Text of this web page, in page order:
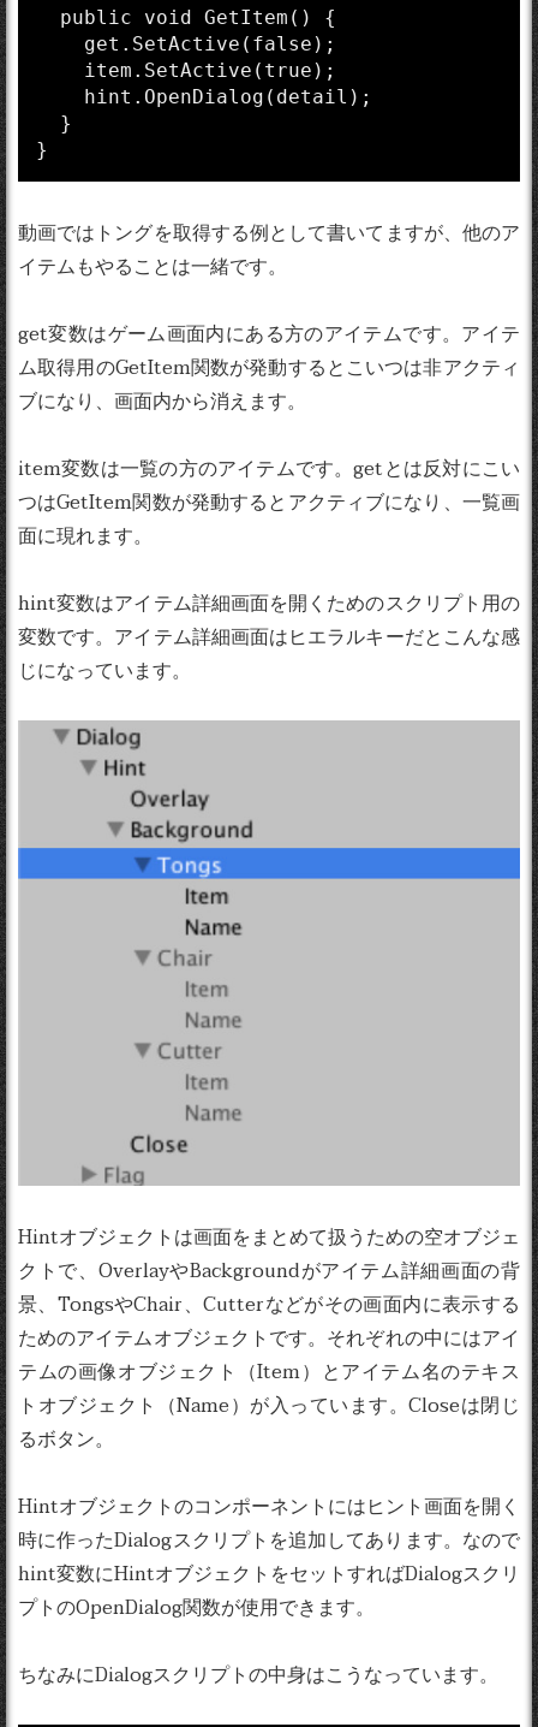
}
動画ではトングを取得する例として書いてますが、他のア
イテムもやることは一緒です。
get変数はゲーム画面内にある方のアイテムです。アイテ
ム取得用のGetItem関数が発動するとこいつは非アクティ
ブになり、画面内から消えます。
item変数は一覧の方のアイテムです。getとは反対にこい
つはGetItem関数が発動するとアクティブになり、一覧画
面に現れます。
hint変数はアイテム詳細画面を開くためのスクリプト用の
変数です。アイテム詳細画面はヒエラルキーだとこんな感
じになっています。
Hintオブジェクトは画面をまとめて扱うための空オブジェ
クトで、OverlayやBackgroundがアイテム詳細画面の背
景、TongsやChair、Cutterなどがその画面内に表示する
ためのアイテムオブジェクトです。それぞれの中にはアイ
テムの画像オブジェクト（Item）とアイテム名のテキス
トオブジェクト（Name）が入っています。Closeは閉じ
るボタン。
Hintオブジェクトのコンポーネントにはヒント画面を開く
時に作ったDialogスクリプトを追加してあります。なので
hint変数にHintオブジェクトをセットすればDialogスクリ
プトのOpenDialog関数が使用できます。
ちなみにDialogスクリプトの中身はこうなっています。